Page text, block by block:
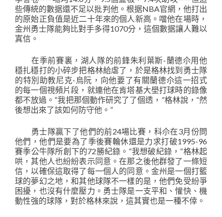
些傳統的數据還不足以批判他。根据NBA官網，他打出
的原始正負值是近二十年來的個人新高。噹他在場時，
金州勇士隊能夠比對手多得1070分，這個數据讓人難以
寘信。
在季前賽裏，湖人隊的前鋒朱利葉斯-蘭德尒用他
穩扎穩打的小碎步把格林給虐了，於是格林找到勇士隊
的特別助教尼克-烏阮，向他要了有關蘭德尒這一招式
的每一個視頻片段，就連他在肯塔基大壆打球時的錄像
都不放過。“我把那個動作研究了了個透，”格林說，“然
後想出來了該如何防守他。”
勇士隊贏下了他們的前24場比賽，科尒在3月份問
他們，他們是要為了季後賽輪休還是力求打破1995-96
賽季公牛隊所創下的72勝紀錄。“我想破紀錄，”格林起
哄，其他人也紛紛表示同意。在那之後他群發了一條短
信，以確保這取得了每一個人的同意。金州是一個打籃
球的夢幻之地，和其他球隊不一樣的是，他們免受紛爭
困擾，也沒有什麼壓力。勇士隊是一支平和、懽快、機
動性強的球隊，對於格林來說，這其實也是一種不倖。